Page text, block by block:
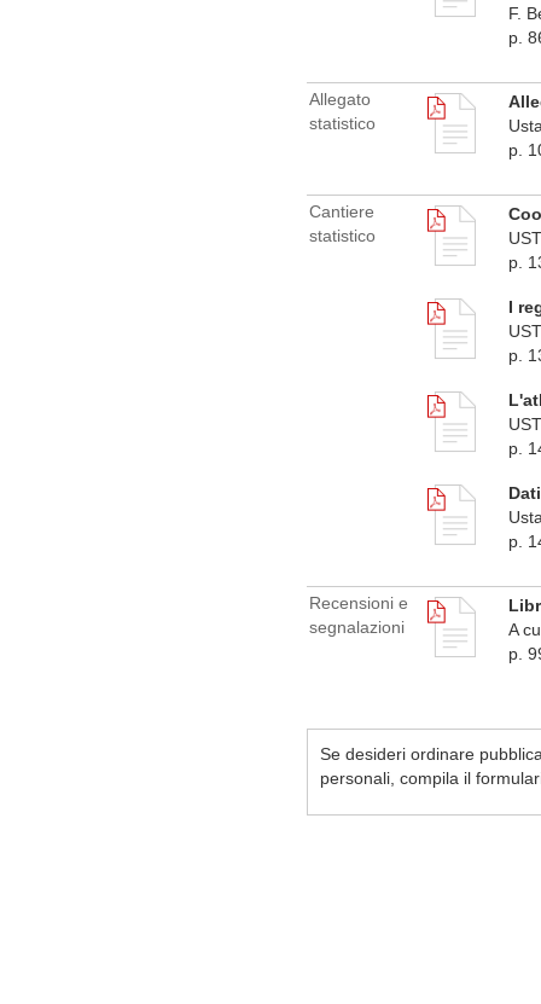
F.
p.
Allegato
statistico
p.
Cantiere
statistico
UST
p.
I
UST
p.
UST
p.
p.
Recensioni e
segnalazioni
A
p.
Se desideri ordinare
personali, compila il